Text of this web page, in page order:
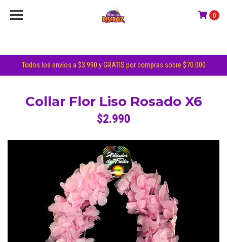
Todos los envíos a $3.990 y GRATIS por compras sobre $70.000
0
Collar Flor Liso Rosado X6
$2.990